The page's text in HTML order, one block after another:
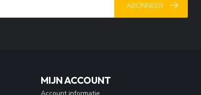
ABONNEER
MIJN ACCOUNT